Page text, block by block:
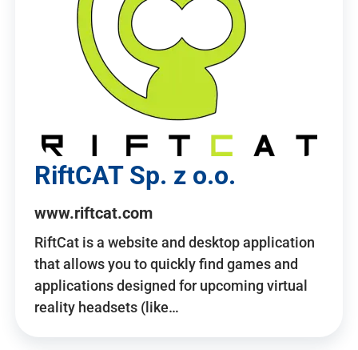
RiftCAT Sp. z o.o.
www.riftcat.com
RiftCat is a website and desktop application
that allows you to quickly find games and
applications designed for upcoming virtual
reality headsets (like…